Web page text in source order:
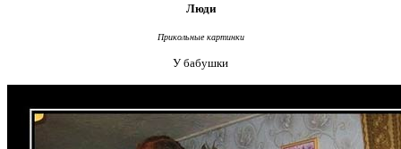
Люди
Прикольные картинки
У бабушки